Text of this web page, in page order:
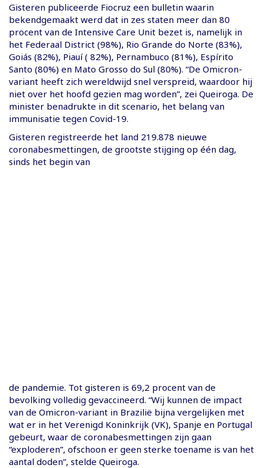
Gisteren publiceerde Fiocruz een bulletin waarin
bekendgemaakt werd dat in zes staten meer dan 80
procent van de Intensive Care Unit bezet is, namelijk in
het Federaal District (98%), Rio Grande do Norte (83%),
Goiás (82%), Piauí ( 82%), Pernambuco (81%), Espírito
Santo (80%) en Mato Grosso do Sul (80%). “De Omicron-
variant heeft zich wereldwijd snel verspreid, waardoor hij
niet over het hoofd gezien mag worden”, zei Queiroga. De
minister benadrukte in dit scenario, het belang van
immunisatie tegen Covid-19.
Gisteren registreerde het land 219.878 nieuwe
coronabesmettingen, de grootste stijging op één dag,
sinds het begin van
de pandemie. Tot gisteren is 69,2 procent van de
bevolking volledig gevaccineerd. “Wij kunnen de impact
van de Omicron-variant in Brazilië bijna vergelijken met
wat er in het Verenigd Koninkrijk (VK), Spanje en Portugal
gebeurt, waar de coronabesmettingen zijn gaan
“exploderen”, ofschoon er geen sterke toename is van het
aantal doden”, stelde Queiroga.